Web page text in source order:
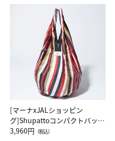
[マーナxJALショッピン
グ]Shupattoコンパクトバッグ
Drop JAL客室乗務員（LC）ス
3,960円 （税込）